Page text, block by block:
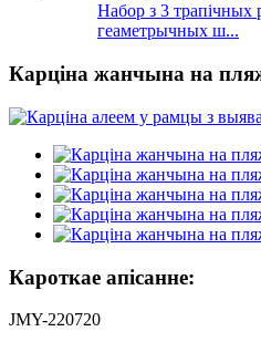
Набор з 3 трапічных
геаметрычных ш...
Карціна жанчына на
Кароткае апісанне:
JMY-220720